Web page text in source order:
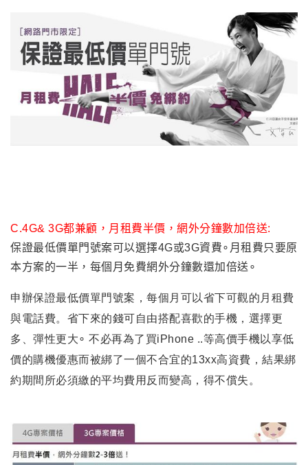
C.4G& 3G都兼顧，月租費半價，網外分鐘數加倍送:
保證最低價單門號案可以選擇4G或3G資費∘月租費只要原
本方案的一半，每個月免費網外分鐘數還加倍送∘
申辦保證最低價單門號案，每個月可以省下可觀的月租費
與電話費。省下來的錢可自由搭配喜歡的手機，選擇更
多、彈性更大∘ 不必再為了買iPhone ..等高價手機以享低
價的購機優惠而被綁了一個不合宜的13xx高資費，結果綁
約期間所必須繳的平均費用反而變高，得不償失。